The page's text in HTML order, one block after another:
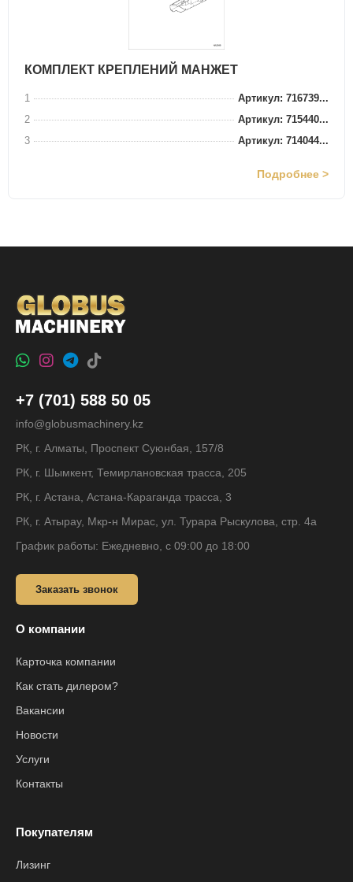
КОМПЛЕКТ КРЕПЛЕНИЙ МАНЖЕТ
1
Артикул: 716739...
2
Артикул: 715440...
3
Артикул: 714044...
Подробнее >
+7 (701) 588 50 05
info@globusmachinery.kz
РК, г. Алматы, Проспект Суюнбая, 157/8
РК, г. Шымкент, Темирлановская трасса, 205
РК, г. Астана, Астана-Караганда трасса, 3
РК, г. Атырау, Мкр-н Мирас, ул. Турара Рыскулова, стр. 4а
График работы: Ежедневно, с 09:00 до 18:00
Заказать звонок
О компании
Карточка компании
Как стать дилером?
Вакансии
Новости
Услуги
Контакты
Покупателям
Лизинг